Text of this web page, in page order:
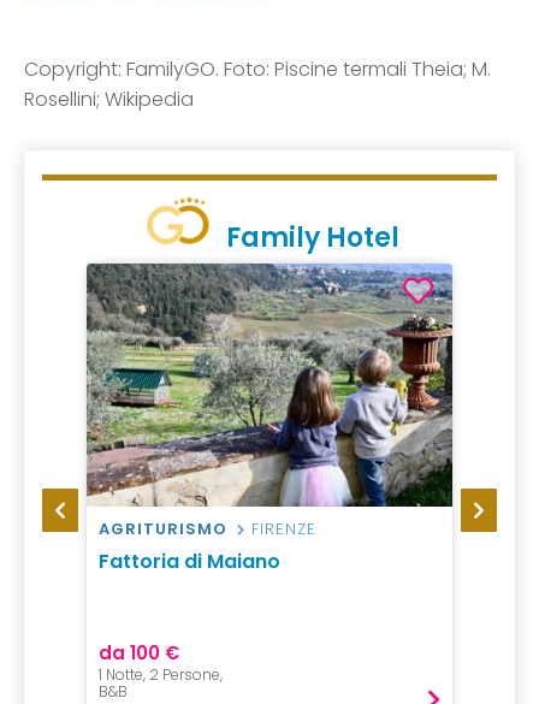
Copyright: FamilyGO. Foto: Piscine termali Theia; M.
Rosellini; Wikipedia
Family Hotel
AGRITURISMO FIRENZE
Fattoria di Maiano
da 100 €
1 Notte, 2 Persone,
B&B